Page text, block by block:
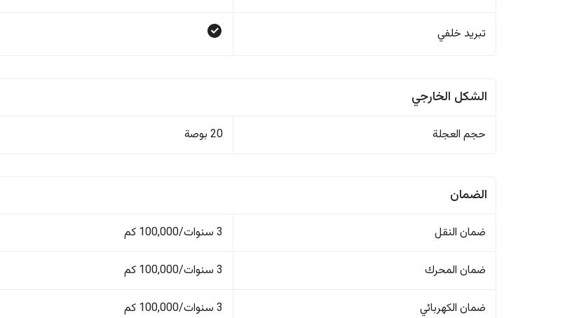
تبريد خلفي
الشكل الخارجي
حجم العجلة 20 بوصة
الضمان
ضمان النقل 3 سنوات/100,000 كم
ضمان المحرك 3 سنوات/100,000 كم
ضمان الكهربائي 3 سنوات/100,000 كم